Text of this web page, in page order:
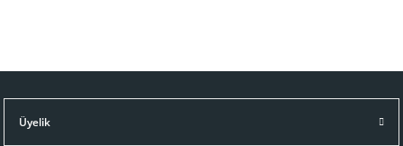
Üyelik